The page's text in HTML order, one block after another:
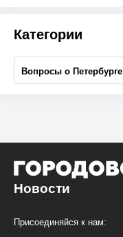
Категории
Вопросы о Петербурге
Новости
Присоединяйся к нам: